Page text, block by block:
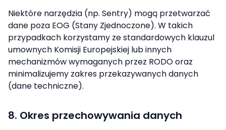
Niektóre narzędzia (np. Sentry) mogą przetwarzać
dane poza EOG (Stany Zjednoczone). W takich
przypadkach korzystamy ze standardowych klauzul
umownych Komisji Europejskiej lub innych
mechanizmów wymaganych przez RODO oraz
minimalizujemy zakres przekazywanych danych
(dane techniczne).
8. Okres przechowywania danych